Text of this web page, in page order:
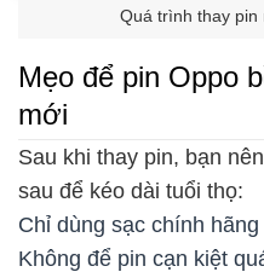
Quá trình thay pin
Mẹo để pin Oppo
mới
Sau khi thay pin, bạn
sau để kéo dài tuổi thọ:
Chỉ dùng sạc chính
Không để pin cạn kiệt